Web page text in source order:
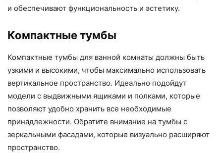
и обеспечивают функциональность и эстетику.
Компактные тумбы
Компактные тумбы для ванной комнаты должны быть
узкими и высокими, чтобы максимально использовать
вертикальное пространство. Идеально подойдут
модели с выдвижными ящиками и полками, которые
позволяют удобно хранить все необходимые
принадлежности. Обратите внимание на тумбы с
зеркальными фасадами, которые визуально расширяют
пространство.